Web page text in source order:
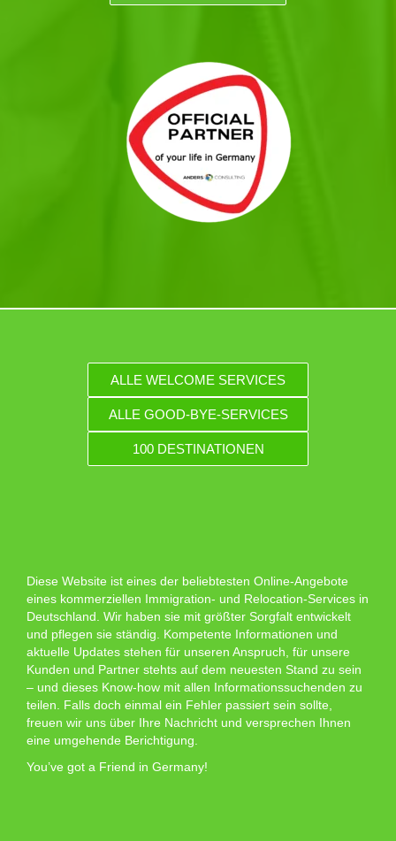
ALLE WELCOME SERVICES
ALLE GOOD-BYE-SERVICES
100 DESTINATIONEN
Diese Website ist eines der beliebtesten Online-Angebote
eines kommerziellen Immigration- und Relocation-Services in
Deutschland. Wir haben sie mit größter Sorgfalt entwickelt
und pflegen sie ständig. Kompetente Informationen und
aktuelle Updates stehen für unseren Anspruch, für unsere
Kunden und Partner stehts auf dem neuesten Stand zu sein
– und dieses Know-how mit allen Informationssuchenden zu
teilen. Falls doch einmal ein Fehler passiert sein sollte,
freuen wir uns über Ihre Nachricht und versprechen Ihnen
eine umgehende Berichtigung.
You’ve got a Friend in Germany!